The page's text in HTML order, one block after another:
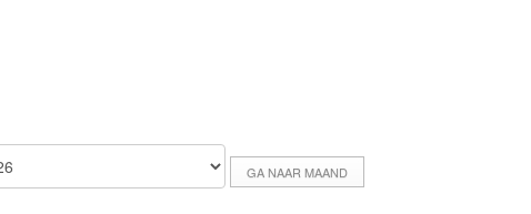
GA NAAR MAAND